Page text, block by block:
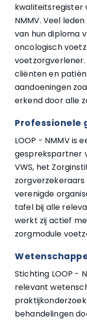
kwaliteitsregister
NMMV. Veel
van hun diploma
oncologisch
cliënten en
aandoeningen
erkend door alle
Professionele
LOOP - NMMV is
gesprekspartner
VWS, het
verenigde
tafel bij alle
werkt zij actief
zorgmodule
Stichting LOOP -
relevant
behandelingen